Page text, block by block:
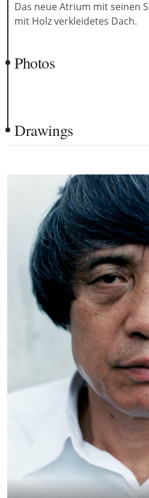
Das neue Atrium mit seinen
mit Holz verkleidetes Dach.
Photos
Drawings